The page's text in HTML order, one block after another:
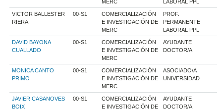
MERC
LABORAL PPL
VICTOR BALLESTER
RIERA
00-S1
COMERCIALIZACIÓN
E INVESTIGACIÓN DE
MERC
PROF.
PERMANENTE
LABORAL PPL
DAVID BAYONA
CUALLADO
00-S1
COMERCIALIZACIÓN
E INVESTIGACIÓN DE
MERC
AYUDANTE
DOCTOR/A
MONICA CANTO
PRIMO
00-S1
COMERCIALIZACIÓN
E INVESTIGACIÓN DE
MERC
ASOCIADO/A
UNIVERSIDAD
JAVIER CASANOVES
BOIX
00-S1
COMERCIALIZACIÓN
E INVESTIGACIÓN DE
AYUDANTE
DOCTOR/A